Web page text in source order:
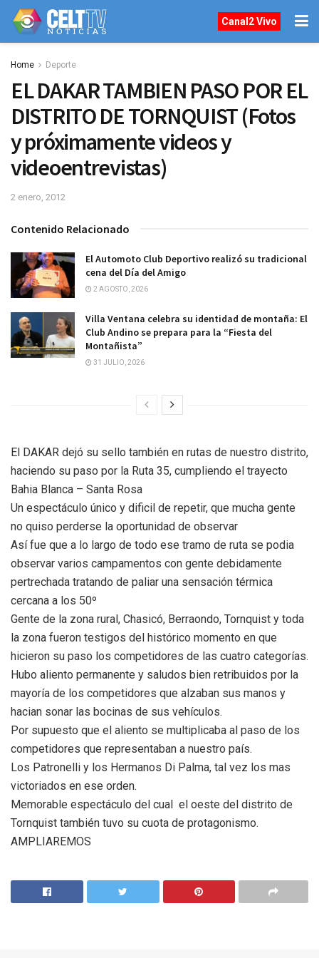
Canal2 Vivo
Home Deporte
EL DAKAR TAMBIEN PASO POR EL
DISTRITO DE TORNQUIST (Fotos
y próximamente videos y
videoentrevistas)
2 enero, 2012
Contenido Relacionado
El Automoto Club Deportivo realizó su tradicional
cena del Día del Amigo
2 AGOSTO, 2026
Villa Ventana celebra su identidad de montaña: El
Club Andino se prepara para la “Fiesta del
Montañista”
31 JULIO, 2026
El DAKAR dejó su sello también en rutas de nuestro distrito,
haciendo su paso por la Ruta 35, cumpliendo el trayecto
Bahia Blanca – Santa Rosa
Un espectáculo único y dificil de repetir, que mucha gente
no quiso perderse la oportunidad de observar
Así fue que a lo largo de todo ese tramo de ruta se podia
observar varios campamentos con gente debidamente
pertrechada tratando de paliar una sensación térmica
cercana a los 50º
Gente de la zona rural, Chasicó, Berraondo, Tornquist y toda
la zona fueron testigos del histórico momento en que
hicieron su paso los competidores de las cuatro categorías.
Hubo aliento permanente y saludos bien retribuidos por la
mayoría de los competidores que alzaban sus manos y
hacian sonar las bocinas de sus vehículos.
Por supuesto que el aliento se multiplicaba al paso de los
competidores que representaban a nuestro país.
Los Patronelli y los Hermanos Di Palma, tal vez los mas
victoriados en ese orden.
Memorable espectáculo del cual el oeste del distrito de
Tornquist también tuvo su cuota de protagonismo.
AMPLIAREMOS